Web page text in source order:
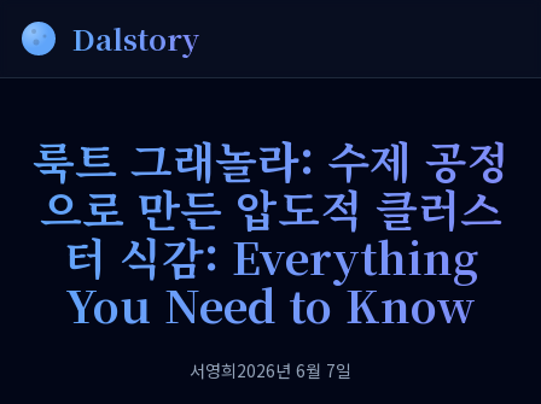
Dalstory
룩트 그래놀라: 수제 공정
으로 만든 압도적 클러스
터 식감: Everything
You Need to Know
서영희2026년 6월 7일